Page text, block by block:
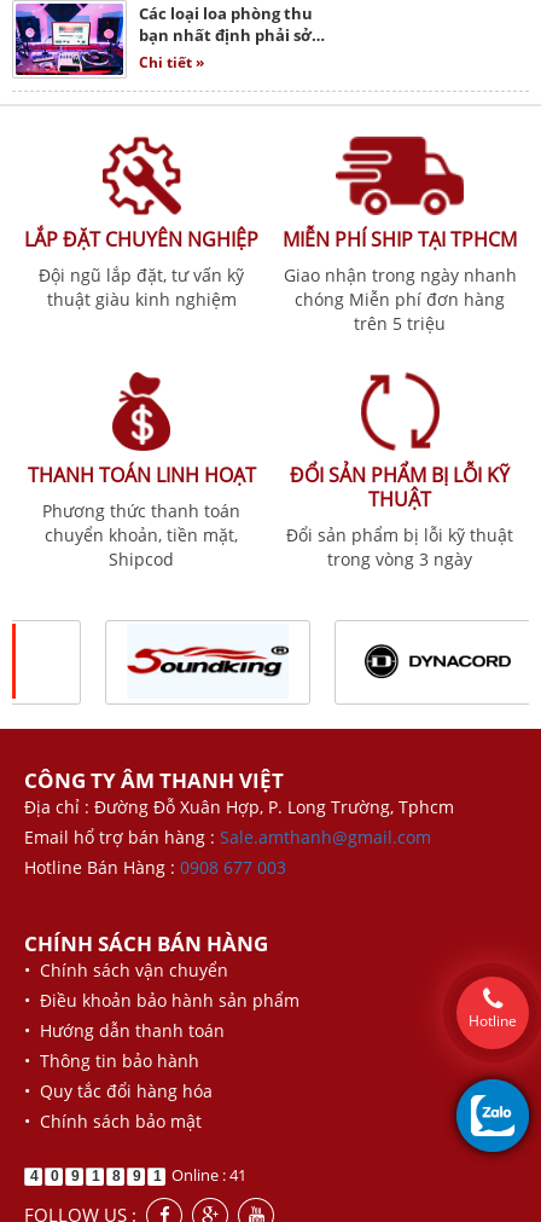
Các loại loa phòng thu
bạn nhất định phải sở…
Chi tiết »
LẮP ĐẶT CHUYÊN NGHIỆP
Đội ngũ lắp đặt, tư vấn kỹ
thuật giàu kinh nghiệm
MIỄN PHÍ SHIP TẠI TPHCM
Giao nhận trong ngày nhanh
chóng Miễn phí đơn hàng
trên 5 triệu
THANH TOÁN LINH HOẠT
Phương thức thanh toán
chuyển khoản, tiền mặt,
Shipcod
ĐỔI SẢN PHẨM BỊ LỖI KỸ
THUẬT
Đổi sản phẩm bị lỗi kỹ thuật
trong vòng 3 ngày
CÔNG TY ÂM THANH VIỆT
Địa chỉ : Đường Đỗ Xuân Hợp, P. Long Trường, Tphcm
Email hổ trợ bán hàng : Sale.amthanh@gmail.com
Hotline Bán Hàng : 0908 677 003
CHÍNH SÁCH BÁN HÀNG
• Chính sách vận chuyển
• Điều khoản bảo hành sản phẩm
• Hướng dẫn thanh toán
• Thông tin bảo hành
• Quy tắc đổi hàng hóa
• Chính sách bảo mật
4 0 9 1 8 9 1 Online : 41
FOLLOW US :
Hotline